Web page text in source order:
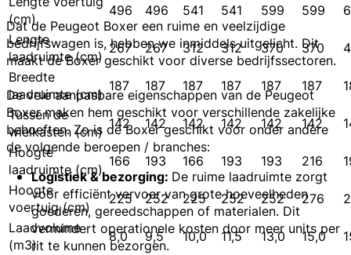
(cm)
496 496 541 541 599 599
Lengte
laadruimte (cm) 267 267 312 312 370 370
Breedte
laadruimte (cm) 187 187 187 187 187 187
Tussen de
wielkasten (cm) 142 142 142 142 142 142
Hoogte
laadruimte (cm) 166 193 166 193 193 216
Hoogte
voertuig (cm)
225 252 225 252 252 276
Laadvolume
(m3)
8,0 9,5 10,0 11,5 13,0 15,0
Dat de Peugeot Boxer een ruime en veelzijdige
bedrijfswagen is, hebben we inmiddels uitgelicht. Dit
maakt de Boxer geschikt voor diverse bedrijfssectoren.
De vele aanpasbare eigenschappen van de Peugeot
Boxer maken hem geschikt voor verschillende zakelijke
behoeften. Zo is de Boxer geschikt voor onder andere
de volgende beroepen / branches:
Logistiek & bezorging: De ruime laadruimte zorgt
voor efficiënt vervoer van grote hoeveelheden
goederen, gereedschappen of materialen. Dit
vermindert operationele kosten door meer units per
rit te kunnen bezorgen.